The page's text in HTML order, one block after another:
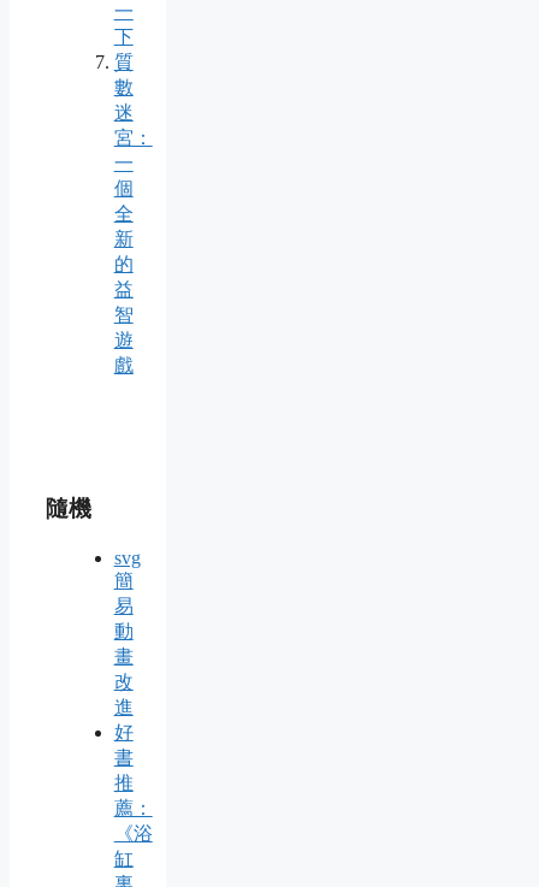
一
下
質
數
迷
宮：
一
個
全
新
的
益
智
遊
戲
隨機
svg
簡
易
動
畫
改
進
好
書
推
薦：
《浴
缸